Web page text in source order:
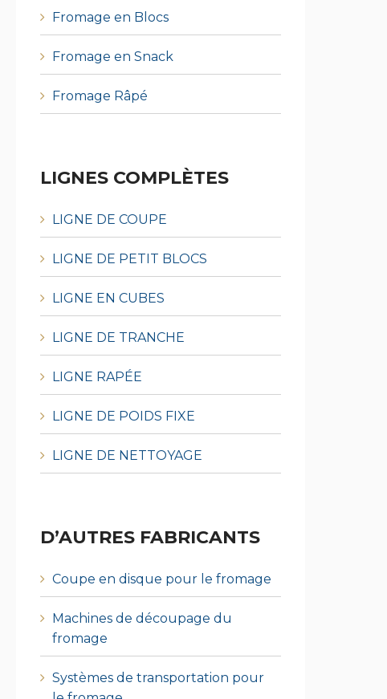
Fromage en Blocs
Fromage en Snack
Fromage Râpé
LIGNES COMPLÈTES
LIGNE DE COUPE
LIGNE DE PETIT BLOCS
LIGNE EN CUBES
LIGNE DE TRANCHE
LIGNE RAPÉE
LIGNE DE POIDS FIXE
LIGNE DE NETTOYAGE
D’AUTRES FABRICANTS
Coupe en disque pour le fromage
Machines de découpage du
fromage
Systèmes de transportation pour